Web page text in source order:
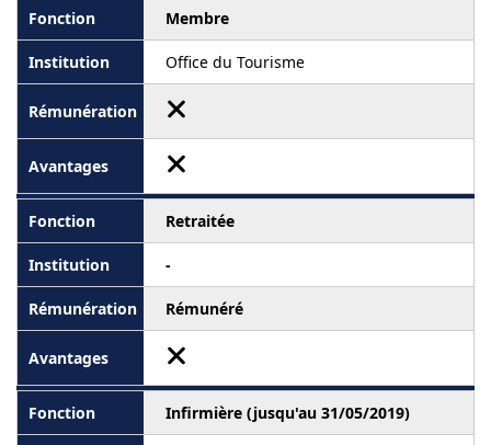
Membre
Office du Tourisme
Retraitée
-
Rémunéré
Infirmière (jusqu'au 31/05/2019)